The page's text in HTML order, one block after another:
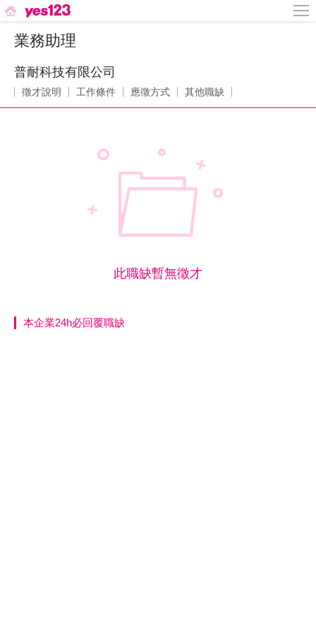
業務助理
普耐科技有限公司
徵才說明 工作條件 應徵方式 其他職缺
此職缺暫無徵才
本企業24h必回覆職缺